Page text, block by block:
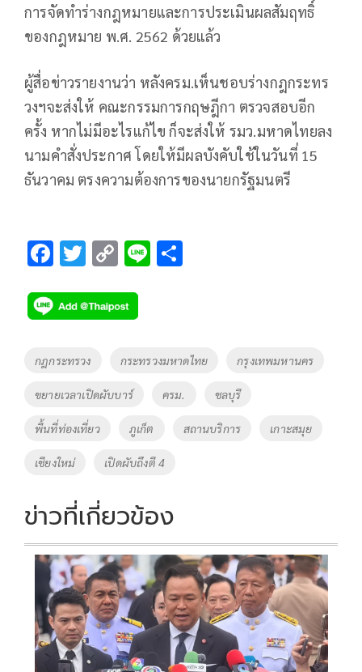
การจัดทำร่างกฎหมายและการประเมินผลสัมฤทธิ์
ของกฎหมาย พ.ศ. 2562 ด้วยแล้ว
ผู้สื่อข่าวรายงานว่า หลังครม.เห็นชอบร่างกฎกระทร
วงฯจะส่งให้ คณะกรรมการกฤษฎีกา ตรวจสอบอีก
ครั้ง หากไม่มีอะไรแก้ไข ก็จะส่งให้ รมว.มหาดไทยลง
นามคำสั่งประกาศ โดยให้มีผลบังคับใช้ในวันที่ 15
ธันวาคม ตรงความต้องการของนายกรัฐมนตรี
F
e
b
o
k
T
tt
er
C
p
y
Li
n
k
Li
Tags
กฎกระทรวง กระทรวงมหาดไทย กรุงเทพมหานคร
ขยายเวลาเปิดผับบาร์ ครม. ชลบุรี
พื้นที่ท่องเที่ยว ภูเก็ต สถานบริการ เกาะสมุย
เชียงใหม่ เปิดผับถึงตี 4
ข่าวที่เกี่ยวข้อง